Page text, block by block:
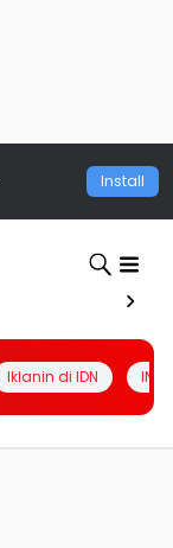
Install
Iklanin di IDN